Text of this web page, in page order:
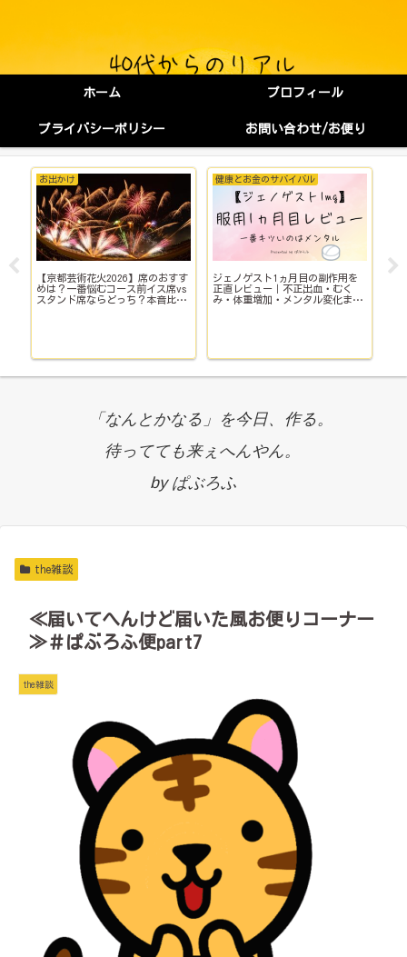
ホーム プロフィール
プライバシーポリシー お問い合わせ/お便り
お出かけ
【京都芸術花火2026】席のおすす
めは？一番悩むコース前イス席vs
スタンド席ならどっち？本音比
健康とお金のサバイバル
ジェノゲスト1ヵ月目の副作用を
正直レビュー｜不正出血・むく
み・体重増加・メンタル変化まで
「なんとかなる」を今日、作る。
待ってても来ぇへんやん。
by ぱぶろふ
the雑談
≪届いてへんけど届いた風お便りコーナー
≫＃ぱぶろふ便part7
the雑談